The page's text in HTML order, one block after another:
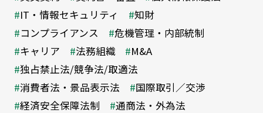
IT・情報セキュリティ
知財
コンプライアンス
危機管理・内部統制
キャリア
法務組織
M&A
独占禁止法/競争法/取適法
消費者法・景品表示法
国際取引／交渉
経済安全保障法制
通商法・外為法